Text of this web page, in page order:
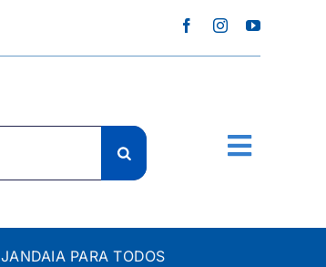
JANDAIA PARA TODOS